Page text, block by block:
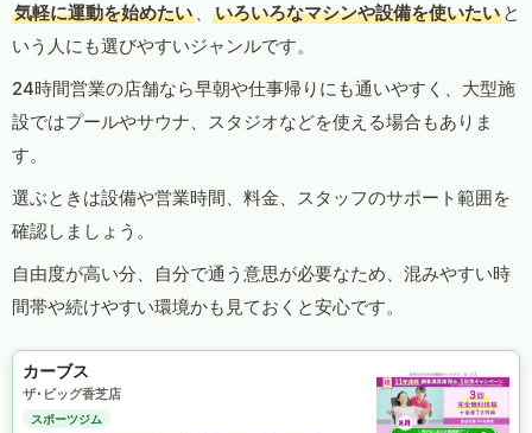
気軽に運動を始めたい 、 いろいろなマシンや設備を使いたい と
いう人にも選びやすいジャンルです。
24時間営業の店舗なら早朝や仕事帰りにも通いやすく、大型施
設ではプールやサウナ、スタジオなどを使える場合もありま
す。
選ぶときは設備や営業時間、料金、スタッフのサポート範囲を
確認しましょう。
自由度が高い分、自分で通う意思が必要なため、混みやすい時
間帯や続けやすい環境かも見ておくと安心です。
カーブス
ザ･ビッグ香芝店
スポーツジム